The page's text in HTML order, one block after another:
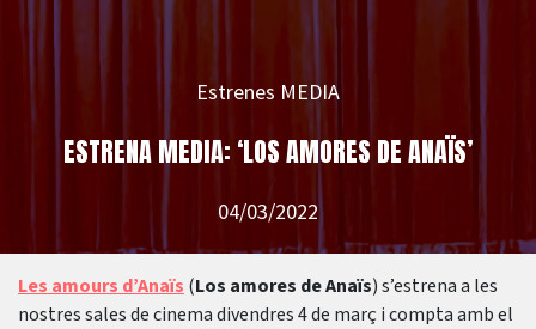
Estrenes MEDIA
ESTRENA MEDIA: ‘LOS AMORES DE ANAÏS’
04/03/2022
Les amours d’Anaïs (Los amores de Anaïs) s’estrena a les
nostres sales de cinema divendres 4 de març i compta amb el